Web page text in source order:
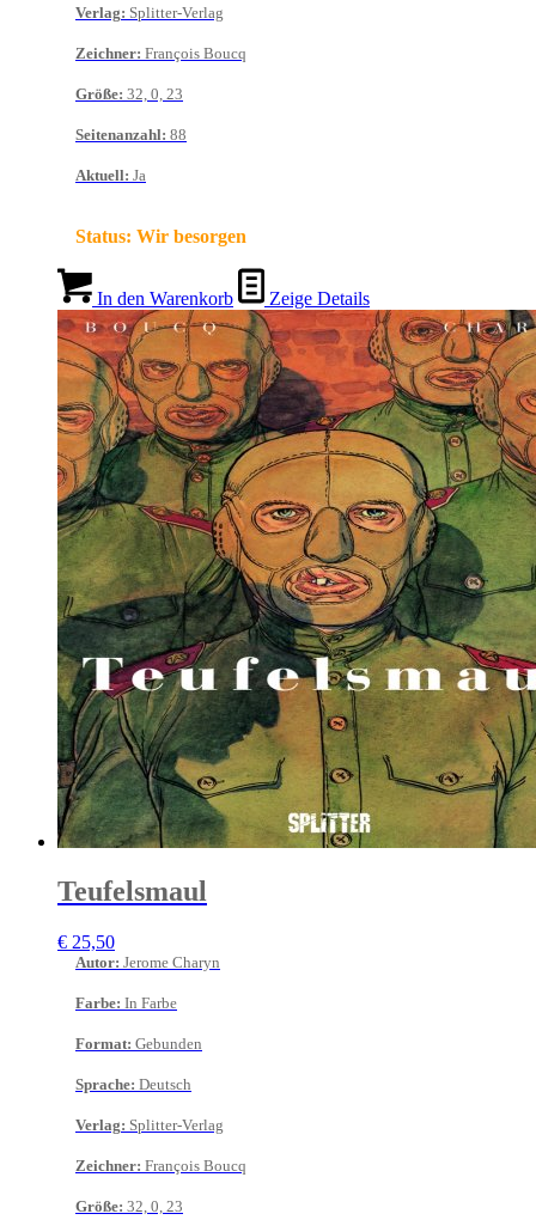
Verlag: Splitter-Verlag
Zeichner: François Boucq
Größe: 32, 0, 23
Seitenanzahl: 88
Aktuell: Ja
Status: Wir besorgen
In den Warenkorb Zeige Details
Teufelsmaul
€ 25,50
Autor: Jerome Charyn
Farbe: In Farbe
Format: Gebunden
Sprache: Deutsch
Verlag: Splitter-Verlag
Zeichner: François Boucq
Größe: 32, 0, 23